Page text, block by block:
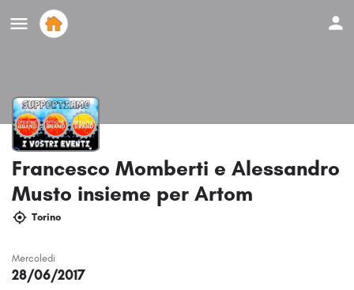
Francesco Momberti e Alessandro
Musto insieme per Artom
Torino
Mercoledi
28/06/2017